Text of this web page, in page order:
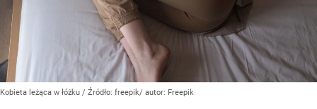
Kobieta leżąca w łóżku / Źródło: freepik/ autor: Freepik